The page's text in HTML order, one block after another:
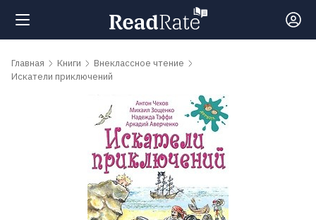
Поиск
Главная Книги
Внеклассное чтение
Искатели приключений